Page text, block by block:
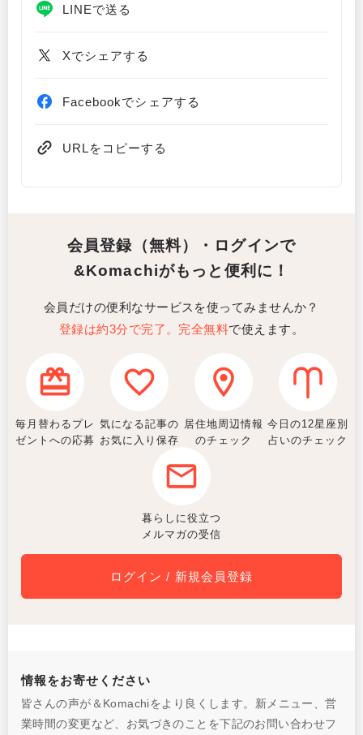
LINEで送る
Xでシェアする
Facebookでシェアする
URLをコピーする
会員登録（無料）・ログインで
&Komachiがもっと便利に！
会員だけの便利なサービスを使ってみませんか？
登録は約3分で完了。完全無料で使えます。
毎月替わるプレ
ゼントへの応募
気になる記事の
お気に入り保存
居住地周辺情報
のチェック
今日の12星座別
占いのチェック
暮らしに役立つ
メルマガの受信
ログイン / 新規会員登録
情報をお寄せください
皆さんの声が＆Komachiをより良くします。新メニュー、営
業時間の変更など、お気づきのことを下記のお問い合わせフ